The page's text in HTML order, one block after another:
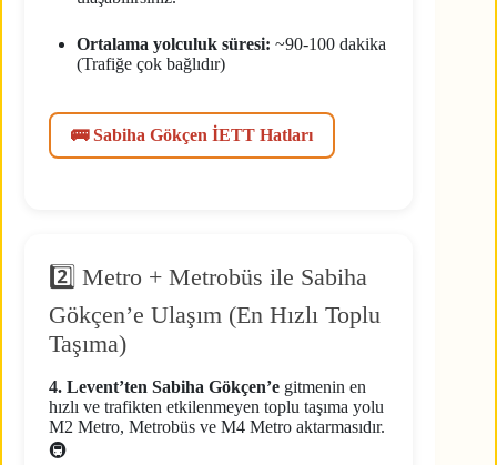
Ortalama yolculuk süresi: ~90-100 dakika
(Trafiğe çok bağlıdır)
🚌 Sabiha Gökçen İETT Hatları
2️⃣ Metro + Metrobüs ile Sabiha
Gökçen’e Ulaşım (En Hızlı Toplu
Taşıma)
4. Levent’ten Sabiha Gökçen’e gitmenin en
hızlı ve trafikten etkilenmeyen toplu taşıma yolu
M2 Metro, Metrobüs ve M4 Metro aktarmasıdır.
🚇